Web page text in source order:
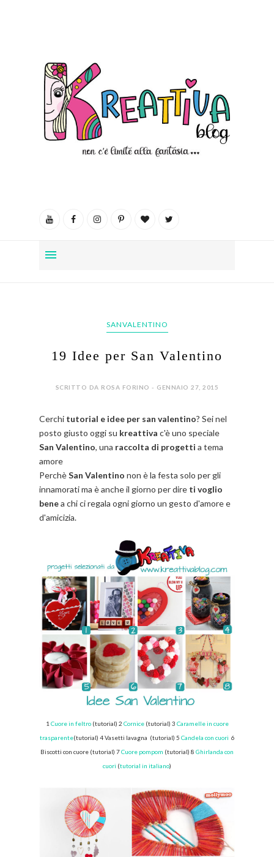
SANVALENTINO
19 Idee per San Valentino
SCRITTO DA ROSA FORINO - GENNAIO 27, 2015
Cerchi tutorial e idee per san valentino? Sei nel
posto giusto oggi su kreattiva c'è uno speciale
San Valentino, una raccolta di progetti a tema
amore
PerchèSan Valentino non è la festa solo per gli
innamorati ma è anche il giorno per dire ti voglio
benea chi ci regala ogni giorno un gesto d'amore e
d'amicizia.
1 Cuore in feltro (tutorial) 2 Cornice (tutorial) 3 Caramelle in cuore
trasparente(tutorial) 4 Vasetti lavagna (tutorial) 5 Candela con cuori 6
Biscotti con cuore (tutorial) 7Cuore pompom (tutorial) 8 Ghirlanda con
cuori (tutorial in italiano)